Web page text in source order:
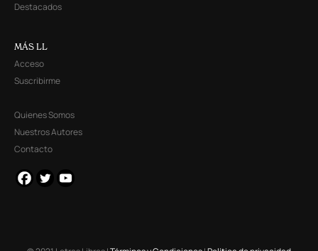
Destacados
MÁS LL
Acceso
Suscribirme
Quienes Somos
Nuestros Autores
Contacto